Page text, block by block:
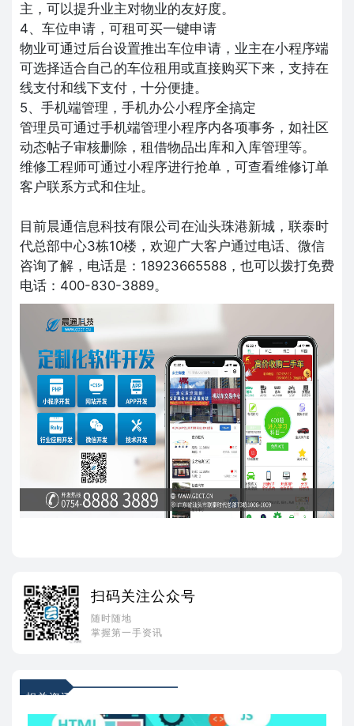
主，可以提升业主对物业的友好度。
4、车位申请，可租可买一键申请
物业可通过后台设置推出车位申请，业主在小程序端
可选择适合自己的车位租用或直接购买下来，支持在
线支付和线下支付，十分便捷。
5、手机端管理，手机办公小程序全搞定
管理员可通过手机端管理小程序内各项事务，如社区
动态帖子审核删除，租借物品出库和入库管理等。
维修工程师可通过小程序进行抢单，可查看维修订单
客户联系方式和住址。
目前晨通信息科技有限公司在汕头珠港新城，联泰时
代总部中心3栋10楼，欢迎广大客户通过电话、微信
咨询了解，电话是：18923665588，也可以拨打免费
电话：400-830-3889。
扫码关注公众号
随时随地
掌握第一手资讯
相关资讯